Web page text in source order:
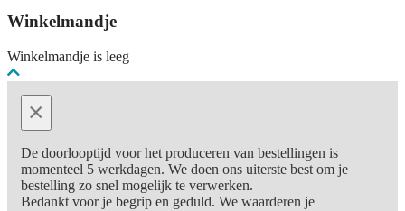
Winkelmandje
Winkelmandje is leeg
×
De doorlooptijd voor het produceren van bestellingen is
momenteel 5 werkdagen. We doen ons uiterste best om je
bestelling zo snel mogelijk te verwerken.
Bedankt voor je begrip en geduld. We waarderen je